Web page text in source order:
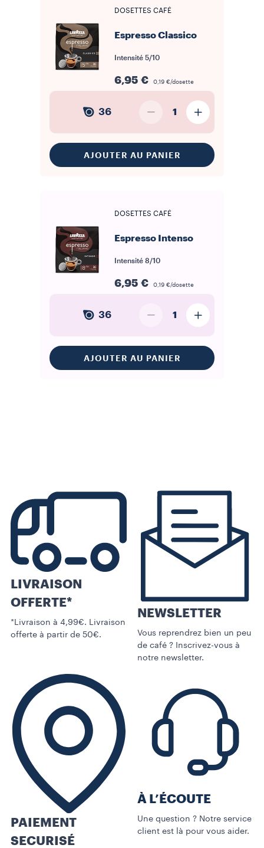
l'utilisation et le nettoyage : il suffit de placer la dosette dans le
usagé. Ce format est adapté aussi bien aux machines dédiées
qu'aux machines combinées acceptant le standard ESE. La
conservation en dosette individuelle scellée protège le café de
l'oxydation et de l'humidité jusqu'au moment de l'utilisation.
Découvrez notre sélection dedosettes souples
profils aromatiques et trouvez la mixture la plus adaptée à votre
machine et à vos habitudes.
DOSETTES CAFÉ
Espresso Classico
Intensité 5/10
6,95 € 0,19 €/dosette
36 1
AJOUTER AU PANIER
DOSETTES CAFÉ
Espresso Intenso
Intensité 8/10
6,95 € 0,19 €/dosette
36 1
AJOUTER AU PANIER
LIVRAISON
OFFERTE*
*Livraison à 4,99€. Livraison
offerte à partir de 50€.
NEWSLETTER
Vous reprendrez bien un peu
de café ? Inscrivez-vous à
notre newsletter.
PAIEMENT
SECURISÉ
À L’ÉCOUTE
Une question ? Notre service
client est là pour vous aider.